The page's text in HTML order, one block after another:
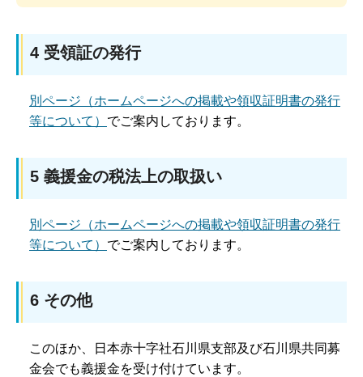
4 受領証の発行
別ページ（ホームページへの掲載や領収証明書の発行
等について） でご案内しております。
5 義援金の税法上の取扱い
別ページ（ホームページへの掲載や領収証明書の発行
等について） でご案内しております。
6 その他
このほか、日本赤十字社石川県支部及び石川県共同募
金会でも義援金を受け付けています。